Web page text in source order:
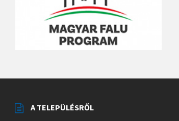
A TELEPÜLÉSRŐL